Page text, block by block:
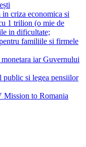
criza economica si
1 trilion (o mie de
in dificultate;
familiile si firmele
iar Guvernului
public si legea pensiilor
Mission to Romania